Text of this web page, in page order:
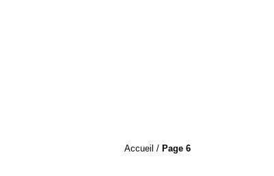
Accueil / Page 6